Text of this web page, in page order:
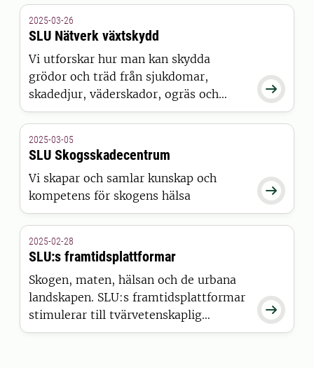

2025-03-26
SLU Nätverk växtskydd
Vi utforskar hur man kan skydda
grödor och träd från sjukdomar,
skadedjur, väderskador, ogräs och
invasiva arter, samt hur man skapar
hälsosamma miljöer för växter.
Nätverket kopplar samman SLU-
forskare och externa aktörer och är en
plattform för att få ut den senaste
forskningen om växtskydd i samhället.

2025-03-05
SLU Skogsskadecentrum
Vi skapar och samlar kunskap och
kompetens för skogens hälsa

2025-02-28
SLU:s framtidsplattformar
Skogen, maten, hälsan och de urbana
landskapen. SLU:s framtidsplattformar
stimulerar till tvärvetenskaplig
forskning och samverkan för en